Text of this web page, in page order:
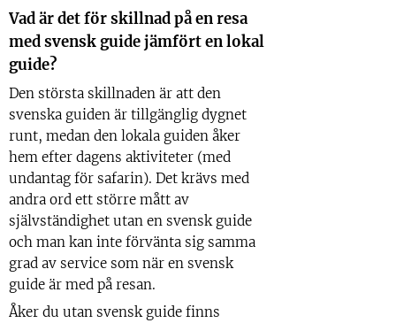
Vad är det för skillnad på en resa
med svensk guide jämfört en lokal
guide?
Den största skillnaden är att den
svenska guiden är tillgänglig dygnet
runt, medan den lokala guiden åker
hem efter dagens aktiviteter (med
undantag för safarin). Det krävs med
andra ord ett större mått av
självständighet utan en svensk guide
och man kan inte förvänta sig samma
grad av service som när en svensk
guide är med på resan.
Åker du utan svensk guide finns